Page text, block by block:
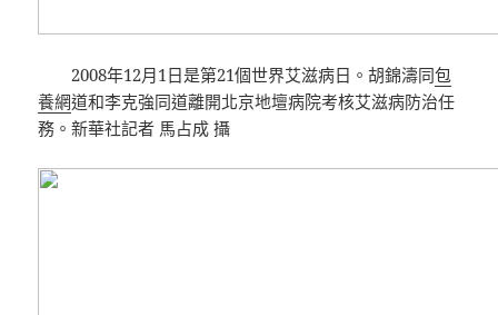
2008年12月1日是第21個世界艾滋病日。胡錦濤同包
養網道和李克強同道離開北京地壇病院考核艾滋病防治任
務。新華社記者 馬占成 攝